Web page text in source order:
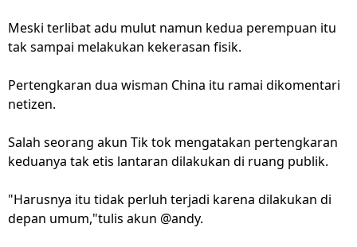
Meski terlibat adu mulut namun kedua perempuan itu
tak sampai melakukan kekerasan fisik.
Pertengkaran dua wisman China itu ramai dikomentari
netizen.
Salah seorang akun Tik tok mengatakan pertengkaran
keduanya tak etis lantaran dilakukan di ruang publik.
"Harusnya itu tidak perluh terjadi karena dilakukan di
depan umum,"tulis akun @andy.